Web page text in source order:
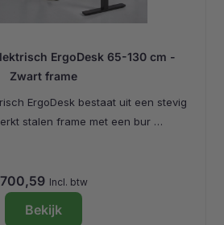
ErgoDesk 65-130 cm -
Zwart frame
ErgoDesk bestaat uit een stevig
stalen frame met een bur …
700,59 Incl. btw
Bekijk